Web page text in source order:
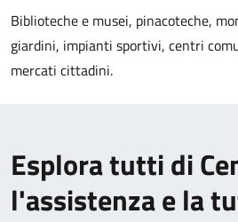
Biblioteche e musei, pinacoteche,
giardini, impianti sportivi, centri
mercati cittadini.
Esplora tutti di
l'assistenza e la